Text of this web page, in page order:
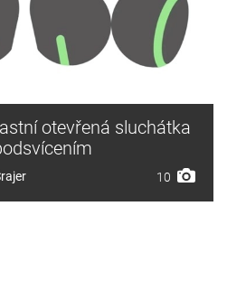
otevřená sluchátka
10